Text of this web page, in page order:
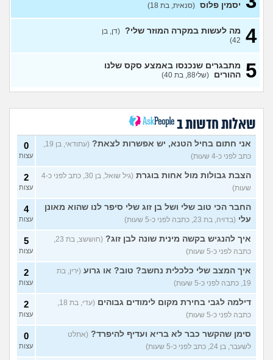
לגברים? (ערן, בן 25)
אבל בלי גוף מושך?
עשיתי את זה בפעם הראשונה
עם בן מהשכבה… ועכשיו אני
מתה מפחד שהוא יספר לכולם
(בדוי, בת 15)
בת 22 בתולה זה מוריד?
(Lora, בת 22)
10
מפנטז על חבר טוב שלי
(Pita, בן
28)
4
עצות
חרדי - נערות ליווי
(ישראל, בן
19)
8
עצות
(רוויטל, בת 24)
14
עצות
בנות,אתן הייתן "מסדרות" את
אח שלכם במצב כזה?
(לוחם שקרוב ל'חרור, בן 21)
מסאג׳יסט מעורער
(מסאג׳יסט מעורער, בן 26)
4
עצות
בגדים וזה לא מפריע לבעלי,
(דיאנה, בת 42)
5
עצות
מחזור לאחר כמה שעות, זה
בטוח?
(שלומי, בן 21)
9
עצות
יסמין פלוס (סנאית, בת 18)
4 מה לעשות במקרה המוזר שלי? (דן, בן
42)
5
מתבגרים שנכנסו באמצע סקס שלנו
ההורים (שלי88, בת 40)
שאלות חדשות ב
אני חתום בחיל הטנא, יש אפשרות לצאת?
(עתודאי, בן 19,
כתב לפני כ-4 שעות)
0
עצות
הצבת גבולות מול אחות בוגרת
(גיל שואל, בן 30, כתב לפני כ-4
שעות)
2
עצות
החבר הכי טוב שלי ושל בן זוג שלי סיפר לנו שהוא מאונן
עלי (בדויה, בת 23, כתבה לפני כ-5 שעות)
4
עצות
איך להנגיש בקשה מינית שונה לבן זוג?
(חוששצ, בת 23,
כתבה לפני כ-5 שעות)
5
עצות
איך המצב שלי כלכלית נחשב? טוב? או גרוע (ירין, בת
19, כתבה לפני כ-5 שעות)
2
עצות
דילמה לגבי בחירת מקום לימודים גבוהים
(עדי, בת 18,
כתבה לפני כ-5 שעות)
2
עצות
סימן שהקשר כבר לא בריא ועדיף להיפרד? (אתלט
לשעבר, בן 24, כתב לפני כ-5 שעות)
0
עצות